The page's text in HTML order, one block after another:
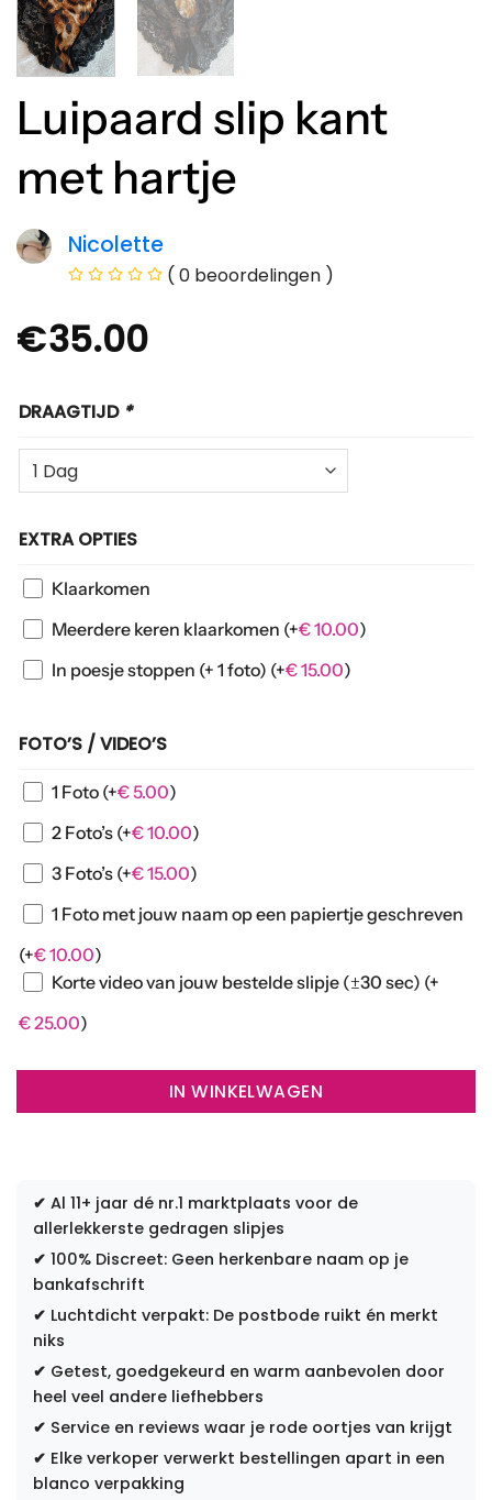
Luipaard slip kant
met hartje
Nicolette
( 0 beoordelingen )
€35.00
DRAAGTIJD *
EXTRA OPTIES
Klaarkomen
Meerdere keren klaarkomen (+€10.00)
In poesje stoppen (+ 1 foto) (+€15.00)
FOTO’S / VIDEO’S
1 Foto (+€5.00)
2 Foto’s (+€10.00)
3 Foto’s (+€15.00)
1 Foto met jouw naam op een papiertje geschreven
(+€10.00)
Korte video van jouw bestelde slipje (±30 sec) (+
€25.00)
IN WINKELWAGEN
✔ Al 11+ jaar dé nr.1 marktplaats voor de
allerlekkerste gedragen slipjes
✔ 100% Discreet: Geen herkenbare naam op je
bankafschrift
✔ Luchtdicht verpakt: De postbode ruikt én merkt
niks
✔ Getest, goedgekeurd en warm aanbevolen door
heel veel andere liefhebbers
✔ Service en reviews waar je rode oortjes van krijgt
✔ Elke verkoper verwerkt bestellingen apart in een
blanco verpakking